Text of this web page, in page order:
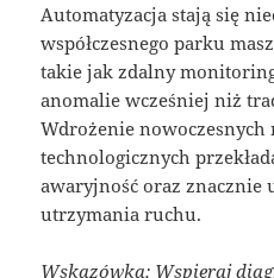
Automatyzacja stają się
współczesnego parku
takie jak zdalny
anomalie wcześniej niż
Wdrożenie nowoczesnych
technologicznych
awaryjność oraz znacznie
utrzymania ruchu.
Wskazówka: Wspieraj